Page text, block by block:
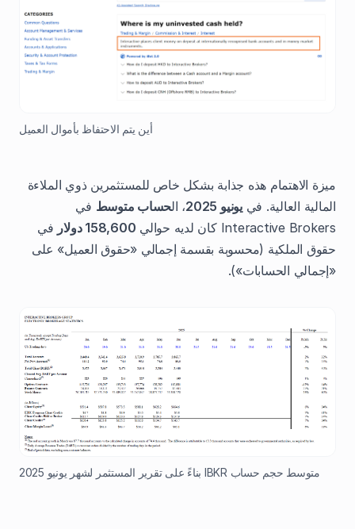
أين يتم الاحتفاظ بأموال العميل
ميزة الاهتمام هذه جذابة بشكل خاص للمستثمرين ذوي الملاءة
المالية العالية. فييونيو 2025 ، الحساب متوسط في
Interactive Brokers كان لديه حوالي
158,600 دولار
في
حقوق الملكية (محسوبة بقسمة إجمالي «حقوق العميل» على
«إجمالي الحسابات»).
متوسط حجم حساب IBKR بناءً على تقرير المستثمر لشهر يونيو 2025